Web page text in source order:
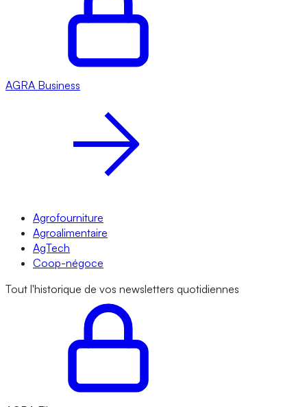
AGRA Business
Agrofourniture
Agroalimentaire
AgTech
Coop-négoce
Tout l'historique de vos newsletters quotidiennes